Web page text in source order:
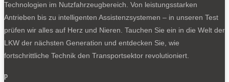
Technologien im Nutzfahrzeugbereich. Von leistungsstarken
Antrieben bis zu intelligenten Assistenzsystemen – in unseren Test
prüfen wir alles auf Herz und Nieren. Tauchen Sie ein in die Welt der
LKW der nächsten Generation und entdecken Sie, wie
fortschrittliche Technik den Transportsektor revolutioniert.
p